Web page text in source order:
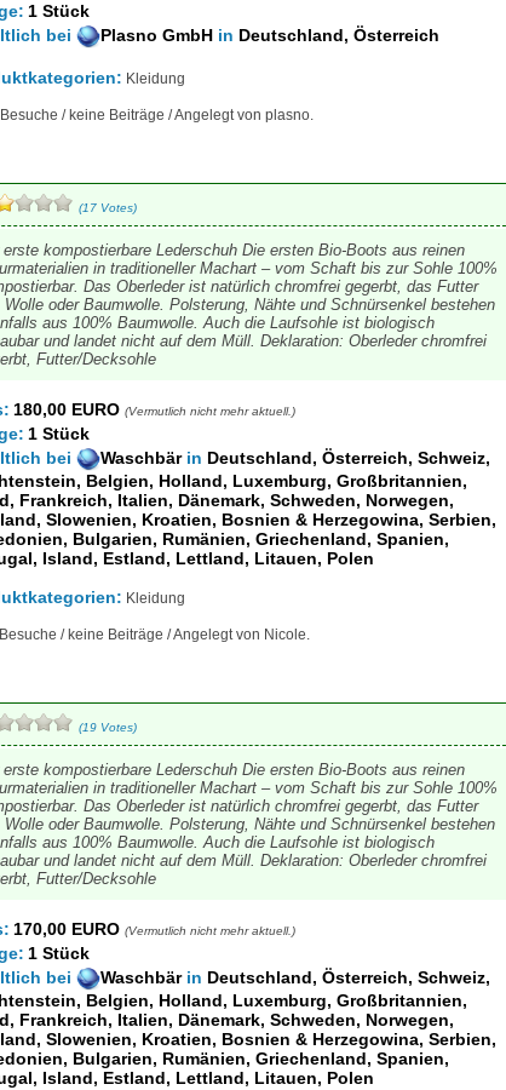
1 Stück
bei Plasno GmbH in Deutschland, Österreich
Kleidung
/ keine Beiträge / Angelegt von plasno.
(17 Votes)
erste kompostierbare Lederschuh Die ersten Bio-Boots aus reinen
in traditioneller Machart – vom Schaft bis zur Sohle 100%
Das Oberleder ist natürlich chromfrei gegerbt, das Futter
Wolle oder Baumwolle. Polsterung, Nähte und Schnürsenkel bestehen
aus 100% Baumwolle. Auch die Laufsohle ist biologisch
und landet nicht auf dem Müll. Deklaration: Oberleder chromfrei
Futter/Decksohle
180,00 EURO (Vermutlich nicht mehr aktuell.)
1 Stück
bei Waschbär in Deutschland, Österreich, Schweiz,
Belgien, Holland, Luxemburg, Großbritannien,
Frankreich, Italien, Dänemark, Schweden, Norwegen,
Slowenien, Kroatien, Bosnien & Herzegowina, Serbien,
Bulgarien, Rumänien, Griechenland, Spanien,
Island, Estland, Lettland, Litauen, Polen
Kleidung
/ keine Beiträge / Angelegt von Nicole.
(19 Votes)
erste kompostierbare Lederschuh Die ersten Bio-Boots aus reinen
in traditioneller Machart – vom Schaft bis zur Sohle 100%
Das Oberleder ist natürlich chromfrei gegerbt, das Futter
Wolle oder Baumwolle. Polsterung, Nähte und Schnürsenkel bestehen
aus 100% Baumwolle. Auch die Laufsohle ist biologisch
und landet nicht auf dem Müll. Deklaration: Oberleder chromfrei
Futter/Decksohle
170,00 EURO (Vermutlich nicht mehr aktuell.)
1 Stück
bei Waschbär in Deutschland, Österreich, Schweiz,
Belgien, Holland, Luxemburg, Großbritannien,
Frankreich, Italien, Dänemark, Schweden, Norwegen,
Slowenien, Kroatien, Bosnien & Herzegowina, Serbien,
Bulgarien, Rumänien, Griechenland, Spanien,
Island, Estland, Lettland, Litauen, Polen